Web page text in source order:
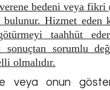
bedeni veya fikri
Hizmet eden
taahhüt eder.
sonuçtan sorumlu
olmalıdır.
veya onun